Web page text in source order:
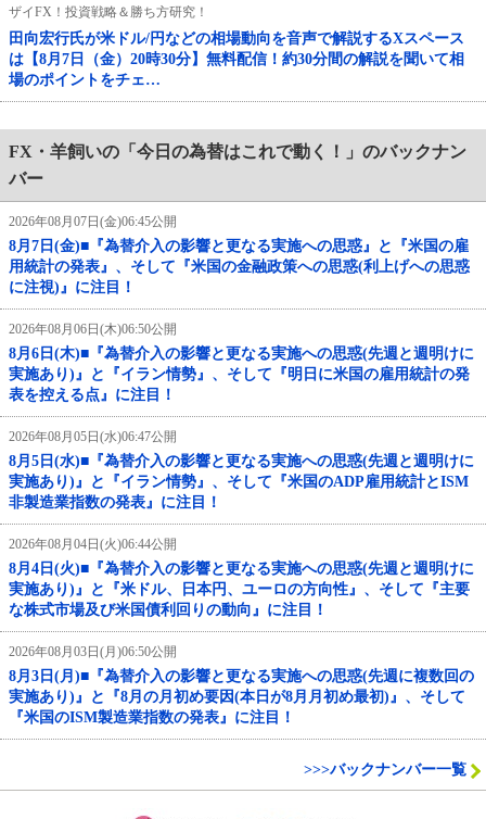
ザイFX！投資戦略＆勝ち方研究！
田向宏行氏が米ドル/円などの相場動向を音声で解説するXスペース
は【8月7日（金）20時30分】無料配信！約30分間の解説を聞いて相
場のポイントをチェ…
FX・羊飼いの「今日の為替はこれで動く！」のバックナン
バー
2026年08月07日(金)06:45公開
8月7日(金)■『為替介入の影響と更なる実施への思惑』と『米国の雇
用統計の発表』、そして『米国の金融政策への思惑(利上げへの思惑
に注視)』に注目！
2026年08月06日(木)06:50公開
8月6日(木)■『為替介入の影響と更なる実施への思惑(先週と週明けに
実施あり)』と『イラン情勢』、そして『明日に米国の雇用統計の発
表を控える点』に注目！
2026年08月05日(水)06:47公開
8月5日(水)■『為替介入の影響と更なる実施への思惑(先週と週明けに
実施あり)』と『イラン情勢』、そして『米国のADP雇用統計とISM
非製造業指数の発表』に注目！
2026年08月04日(火)06:44公開
8月4日(火)■『為替介入の影響と更なる実施への思惑(先週と週明けに
実施あり)』と『米ドル、日本円、ユーロの方向性』、そして『主要
な株式市場及び米国債利回りの動向』に注目！
2026年08月03日(月)06:50公開
8月3日(月)■『為替介入の影響と更なる実施への思惑(先週に複数回の
実施あり)』と『8月の月初め要因(本日が8月月初め最初)』、そして
『米国のISM製造業指数の発表』に注目！
>>>バックナンバー一覧